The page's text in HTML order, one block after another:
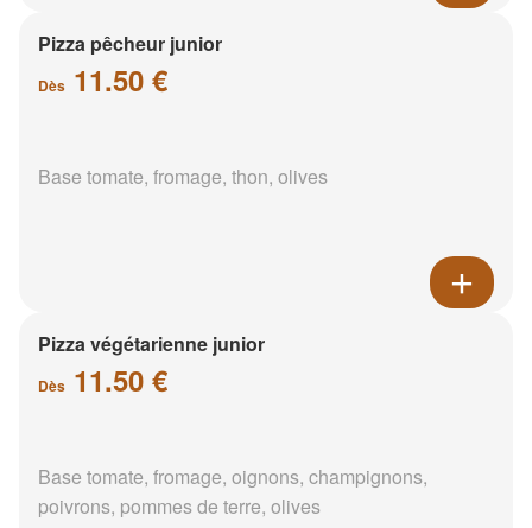
Pizza pêcheur junior
Dès 11.50 €
Base tomate, fromage, thon, olives
Pizza végétarienne junior
Dès 11.50 €
Base tomate, fromage, oignons, champignons,
poivrons, pommes de terre, olives